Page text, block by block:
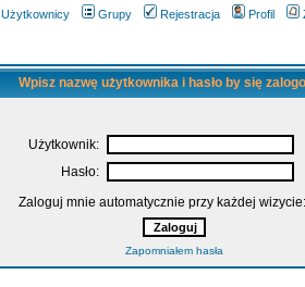
Użytkownicy Grupy Rejestracja Profil
Wpisz nazwę użytkownika i hasło by się
Użytkownik:
Hasło:
Zaloguj mnie automatycznie przy każdej wizycie:
Zapomniałem hasła